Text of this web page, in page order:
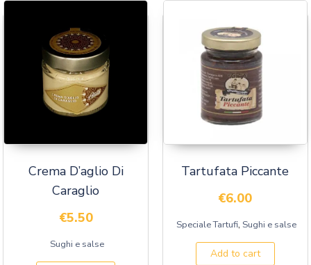
Crema D’aglio Di
Caraglio
€5.50
Sughi e salse
Tartufata Piccante
€6.00
Speciale Tartufi, Sughi e salse
Add to cart